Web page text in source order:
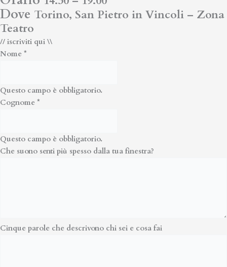
Dove Torino, San Pietro in Vincoli – Zona
Teatro
// iscriviti qui \\
Nome *
Questo campo è obbligatorio.
Cognome *
Questo campo è obbligatorio.
Che suono senti più spesso dalla tua finestra?
Cinque parole che descrivono chi sei e cosa fai